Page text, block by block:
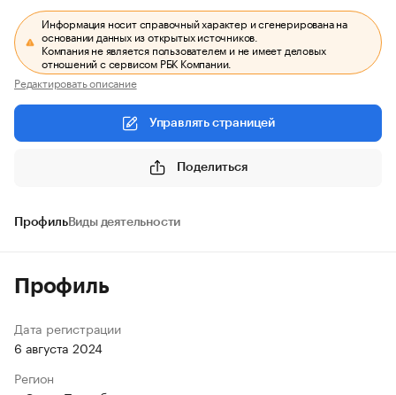
Информация носит справочный характер и сгенерирована на
основании данных из открытых источников.
Компания не является пользователем и не имеет деловых
отношений с сервисом РБК Компании.
Редактировать описание
Управлять страницей
Поделиться
ПрофильВиды деятельности
Профиль
Дата регистрации
6 августа 2024
Регион